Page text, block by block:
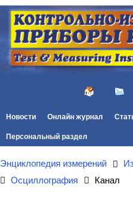
Новости Онлайн журнал
Персональный раздел
Энциклопедия измерений
Осциллография
Канал